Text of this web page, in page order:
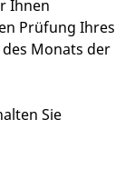
Ihnen
Prüfung Ihres
Monats der
Sie